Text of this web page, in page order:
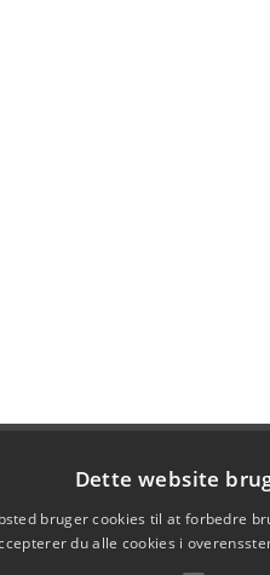
Dette website
bruger cookies til at forbedre
du alle cookies i